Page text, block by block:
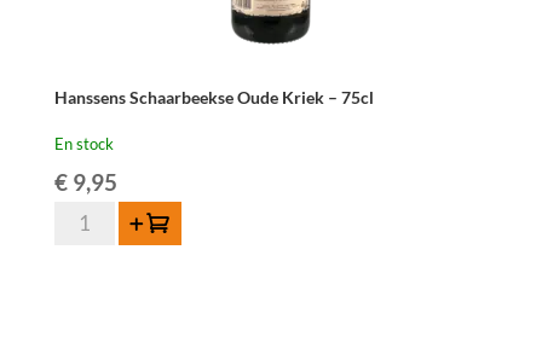
Hanssens Schaarbeekse Oude Kriek – 75cl
En stock
€9,95
quantité
Ajouter au panier